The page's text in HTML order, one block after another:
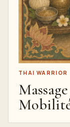
THAI WARRIOR